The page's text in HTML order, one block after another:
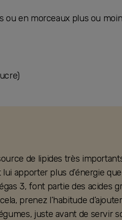
ou en morceaux plus ou
de lipides très
apporter plus d’énergie
3, font partie des acides
prenez l’habitude
juste avant de servir